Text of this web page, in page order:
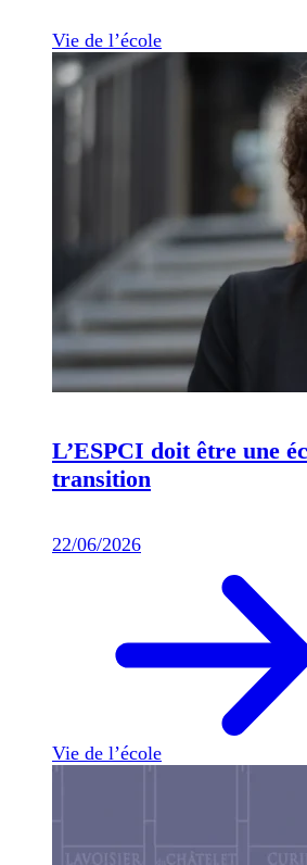
Vie de l’école
L’ESPCI doit être une
transition
22/06/2026
Vie de l’école